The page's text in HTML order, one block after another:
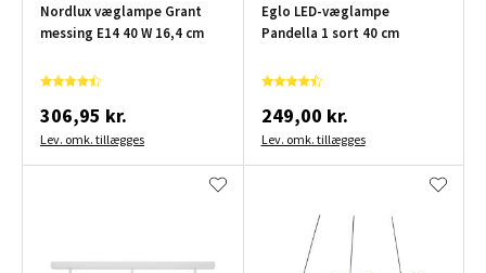
Nordlux væglampe Grant
messing E14 40 W 16,4 cm
306,95 kr.
Lev. omk. tillægges
Eglo LED-væglampe
Pandella 1 sort 40 cm
249,00 kr.
Lev. omk. tillægges